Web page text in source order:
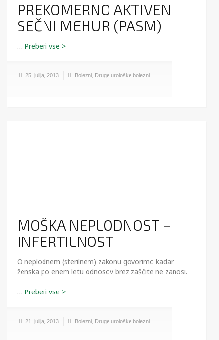
PREKOMERNO AKTIVEN
SEČNI MEHUR (PASM)
…
25. julija, 2013 Bolezni Druge urološke bolezni
MOŠKA NEPLODNOST –
INFERTILNOST
O neplodnem (sterilnem) zakonu govorimo kadar
ženska po enem letu odnosov brez zaščite ne zanosi.
…
21. julija, 2013 Bolezni Druge urološke bolezni